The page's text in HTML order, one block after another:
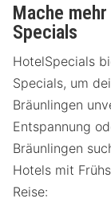
Mache
Specials
HotelSpecials
Specials, um
Bräunlingen
Entspannung
Bräunlingen
Hotels mit
Reise: